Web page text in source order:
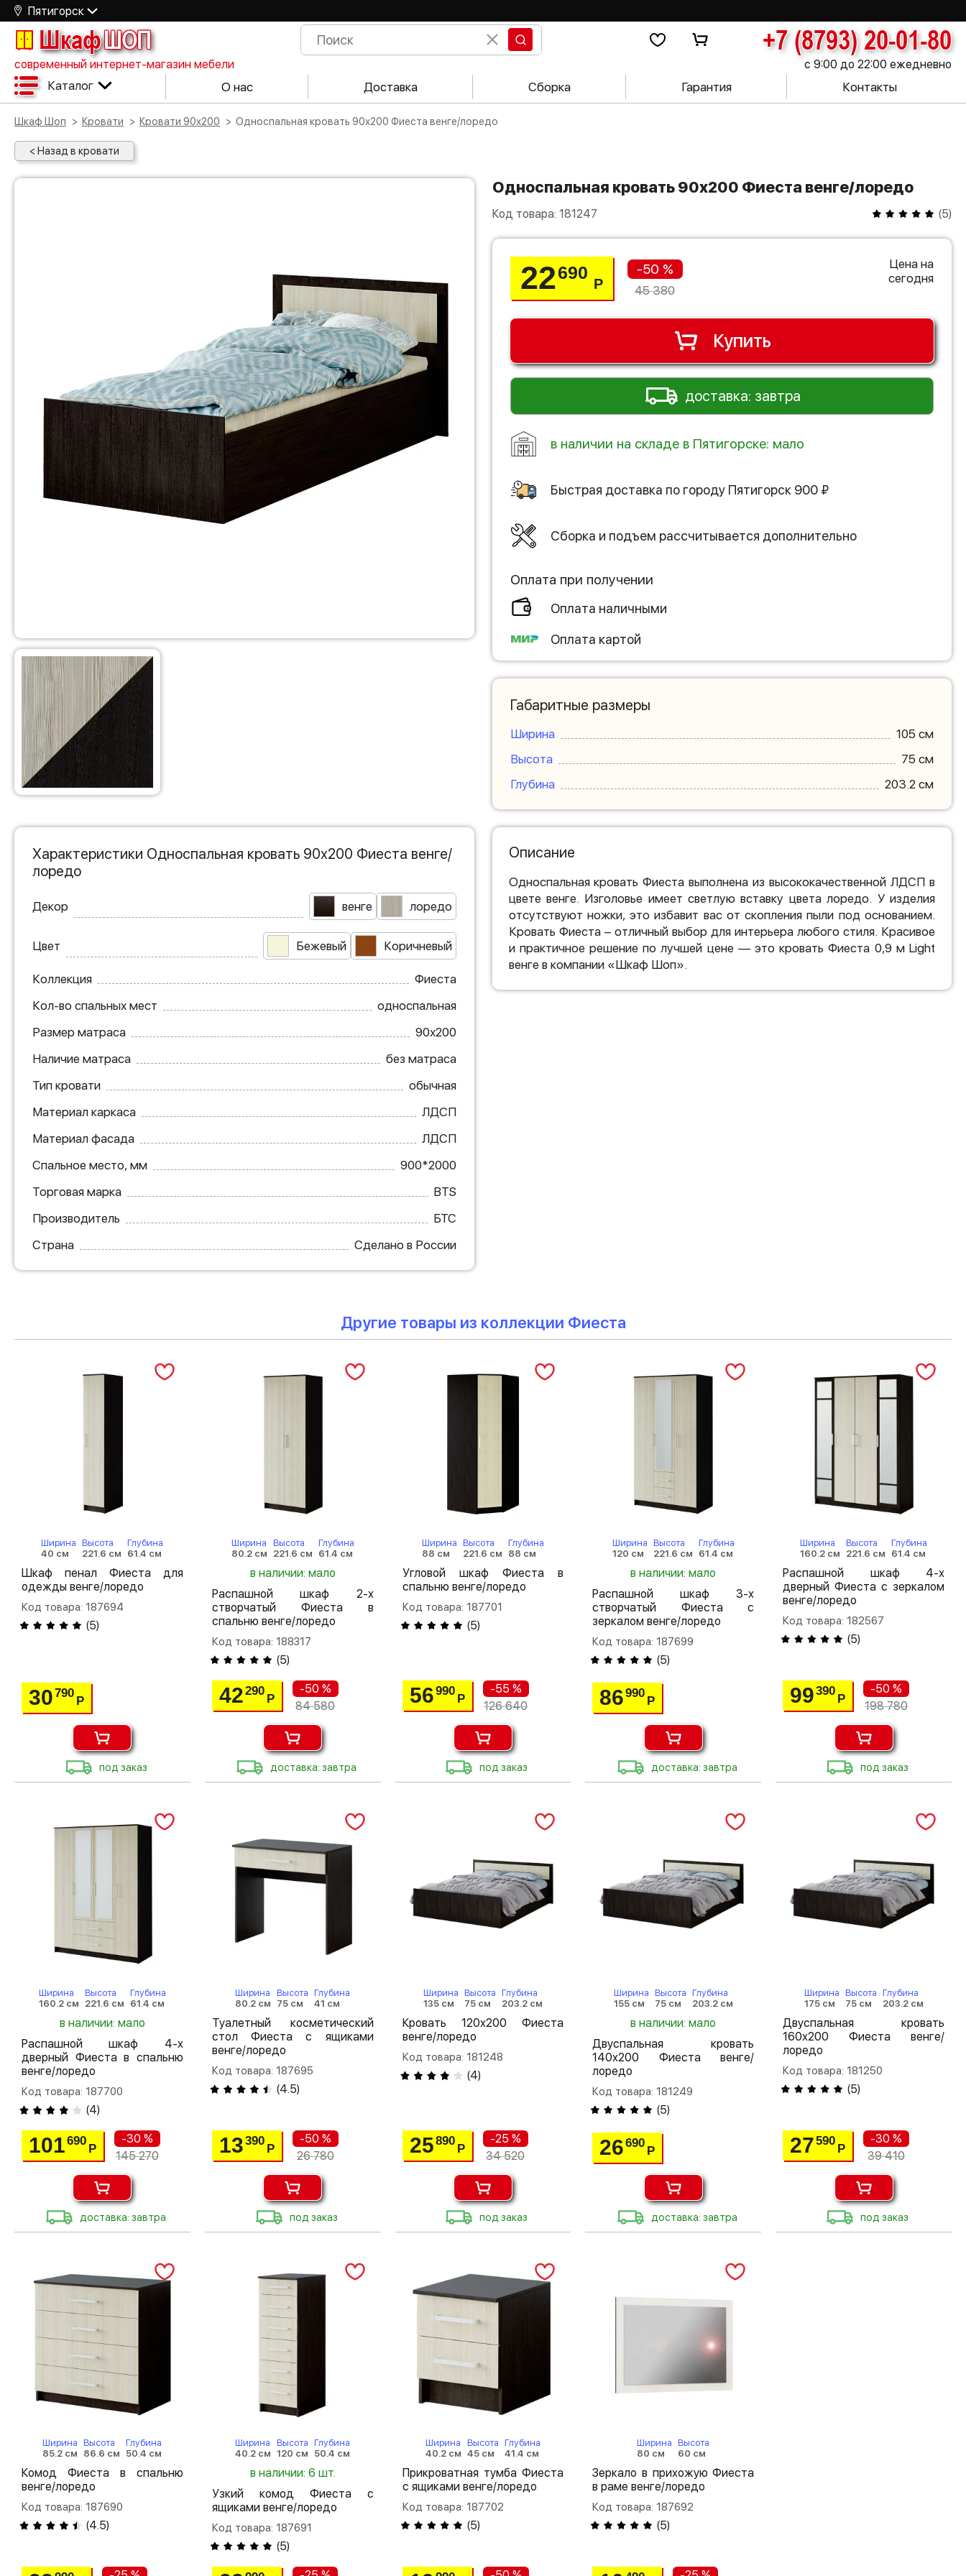
Пятигорск
ШкафШОП +7 (8793) 20-01-80
современный интернет-магазин мебели с 9:00 до 22:00 ежедневно
Каталог О нас Доставка Сборка Гарантия Контакты
Шкаф Шоп Кровати Кровати 90х200 Односпальная кровать 90х200 Фиеста венге/лоредо
< Назад в кровати
Односпальная кровать 90х200 Фиеста венге/лоредо
Код товара: 181247 (5)
22690
Р
-50 %
45 380
Цена на
сегодня
Купить
доставка: завтра
в наличии на складе в Пятигорске: мало
Быстрая доставка по городу Пятигорск 900 ₽
Сборка и подъем рассчитывается дополнительно
Оплата при получении
Оплата наличными
Оплата картой
Габаритные размеры
Ширина
105 см
Высота
75 см
Глубина
203.2 см
Характеристики Односпальная кровать 90х200 Фиеста венге/
лоредо
Декор венге лоредо
Цвет Бежевый Коричневый
Коллекция
Фиеста
Кол-во спальных мест
односпальная
Размер матраса
90х200
Наличие матраса
без матраса
Тип кровати
обычная
Материал каркаса
ЛДСП
Материал фасада
ЛДСП
Спальное место, мм
900*2000
Торговая марка
BTS
Производитель
БТС
Страна
Сделано в России
Описание
Односпальная кровать Фиеста выполнена из высококачественной ЛДСП в
цвете венге. Изголовье имеет светлую вставку цвета лоредо. У изделия
отсутствуют ножки, это избавит вас от скопления пыли под основанием.
Кровать Фиеста – отличный выбор для интерьера любого стиля. Красивое
и практичное решение по лучшей цене — это кровать Фиеста 0,9 м Light
венге в компании «Шкаф Шоп».
Другие товары из коллекции Фиеста
Ширина
40 см
Высота
221.6 см
Глубина
61.4 см
Шкаф пенал Фиеста для
одежды венге/лоредо
Код товара: 187694
(5)
30790
Р
под заказ
Ширина
80.2 см
Высота
221.6 см
Глубина
61.4 см
в наличии: мало
Распашной шкаф 2-х
створчатый Фиеста в
спальню венге/лоредо
Код товара: 188317
(5)
42290
Р
-50 %
84 580
доставка: завтра
Ширина
88 см
Высота
221.6 см
Глубина
88 см
Угловой шкаф Фиеста в
спальню венге/лоредо
Код товара: 187701
(5)
56990
Р
-55 %
126 640
под заказ
Ширина
120 см
Высота
221.6 см
Глубина
61.4 см
в наличии: мало
Распашной шкаф 3-х
створчатый Фиеста с
зеркалом венге/лоредо
Код товара: 187699
(5)
86990
Р
доставка: завтра
Ширина
160.2 см
Высота
221.6 см
Глубина
61.4 см
Распашной шкаф 4-х
дверный Фиеста с зеркалом
венге/лоредо
Код товара: 182567
(5)
99390
Р
-50 %
198 780
под заказ
Ширина
160.2 см
Высота
221.6 см
Глубина
61.4 см
в наличии: мало
Распашной шкаф 4-х
дверный Фиеста в спальню
венге/лоредо
Код товара: 187700
(4)
101690
Р
-30 %
145 270
доставка: завтра
Ширина
80.2 см
Высота
75 см
Глубина
41 см
Туалетный косметический
стол Фиеста с ящиками
венге/лоредо
Код товара: 187695
(4.5)
13390
Р
-50 %
26 780
под заказ
Ширина
135 см
Высота
75 см
Глубина
203.2 см
Кровать 120х200 Фиеста
венге/лоредо
Код товара: 181248
(4)
25890
Р
-25 %
34 520
под заказ
Ширина
155 см
Высота
75 см
Глубина
203.2 см
в наличии: мало
Двуспальная кровать
140х200 Фиеста венге/
лоредо
Код товара: 181249
(5)
26690
Р
доставка: завтра
Ширина
175 см
Высота
75 см
Глубина
203.2 см
Двуспальная кровать
160х200 Фиеста венге/
лоредо
Код товара: 181250
(5)
27590
Р
-30 %
39 410
под заказ
Ширина
85.2 см
Высота
86.6 см
Глубина
50.4 см
Комод Фиеста в спальню
венге/лоредо
Код товара: 187690
(4.5)
Ширина
40.2 см
Высота
120 см
Глубина
50.4 см
в наличии: 6 шт.
Узкий комод Фиеста с
ящиками венге/лоредо
Код товара: 187691
(5)
Ширина
40.2 см
Высота
45 см
Глубина
41.4 см
Прикроватная тумба Фиеста
с ящиками венге/лоредо
Код товара: 187702
(5)
Ширина
80 см
Высота
60 см
Зеркало в прихожую Фиеста
в раме венге/лоредо
Код товара: 187692
(5)